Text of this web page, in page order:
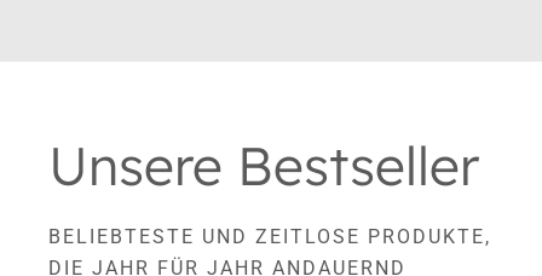
Unsere Bestseller
BELIEBTESTE UND ZEITLOSE PRODUKTE,
DIE JAHR FÜR JAHR ANDAUERND